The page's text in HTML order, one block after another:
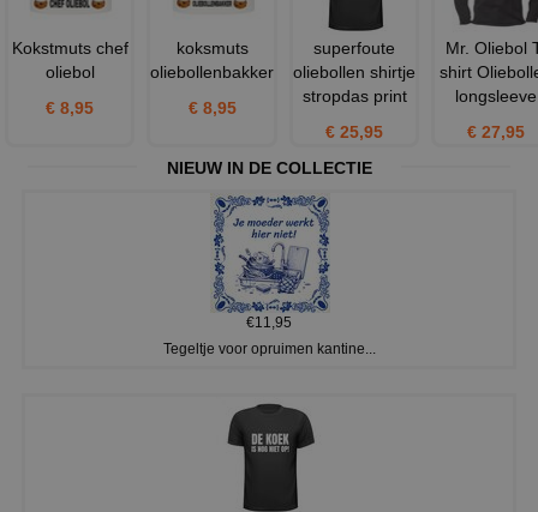
Kokstmuts chef
oliebol
€ 8,95
koksmuts
oliebollenbakker
€ 8,95
superfoute
oliebollen shirtje
stropdas print
€ 25,95
Mr. Oliebol
shirt
longsleeve
€ 27,95
NIEUW IN DE COLLECTIE
€11,95
Tegeltje voor opruimen kantine...